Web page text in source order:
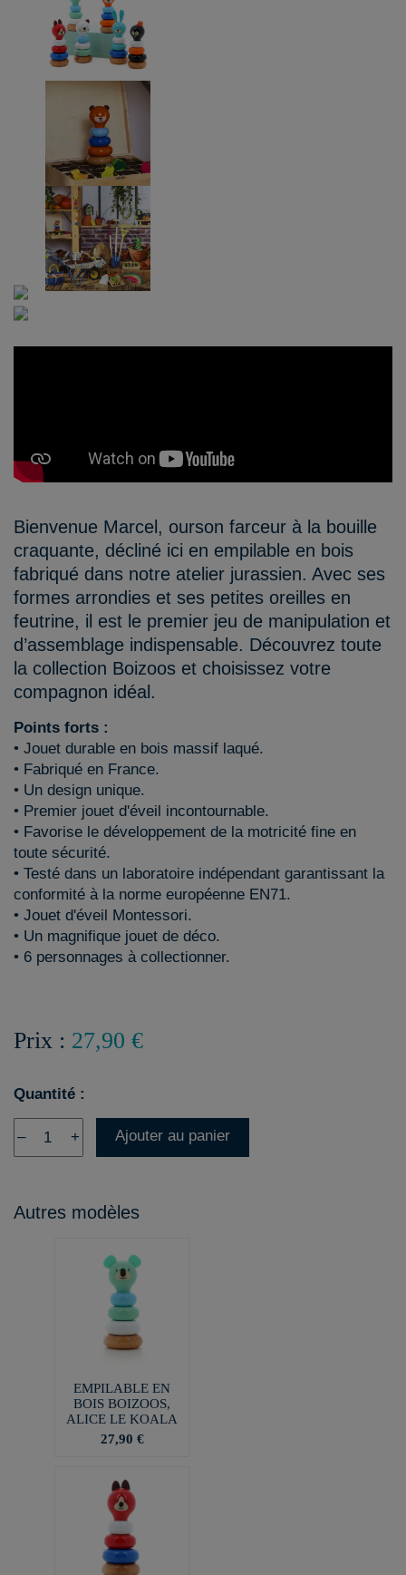
Bienvenue Marcel, ourson farceur à la bouille
craquante, décliné ici en empilable en bois
fabriqué dans notre atelier jurassien. Avec ses
formes arrondies et ses petites oreilles en
feutrine, il est le premier jeu de manipulation et
d’assemblage indispensable. Découvrez toute
la collection Boizoos et choisissez votre
compagnon idéal.
Points forts :
• Jouet durable en bois massif laqué.
• Fabriqué en France.
• Un design unique.
• Premier jouet d'éveil incontournable.
• Favorise le développement de la motricité fine en
toute sécurité.
• Testé dans un laboratoire indépendant garantissant la
conformité à la norme européenne EN71.
• Jouet d'éveil Montessori.
• Un magnifique jouet de déco.
• 6 personnages à collectionner.
Prix : 27,90 €
Quantité :
– + Ajouter au panier
Autres modèles
EMPILABLE EN
BOIS BOIZOOS,
ALICE LE KOALA
27,90 €